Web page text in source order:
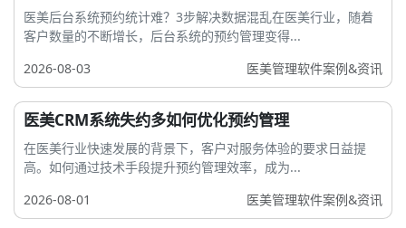
医美后台系统预约统计难？3步解决数据混乱在医美行业，随着
客户数量的不断增长，后台系统的预约管理变得...
2026-08-03
医美管理软件案例&资讯
医美CRM系统失约多如何优化预约管理
在医美行业快速发展的背景下，客户对服务体验的要求日益提
高。如何通过技术手段提升预约管理效率，成为...
2026-08-01
医美管理软件案例&资讯